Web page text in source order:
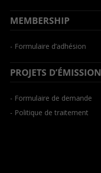
MEMBERSHIP
- Formulaire d’adhésion
PROJETS D’ÉMISSION
- Formulaire de demande
- Politique de traitement